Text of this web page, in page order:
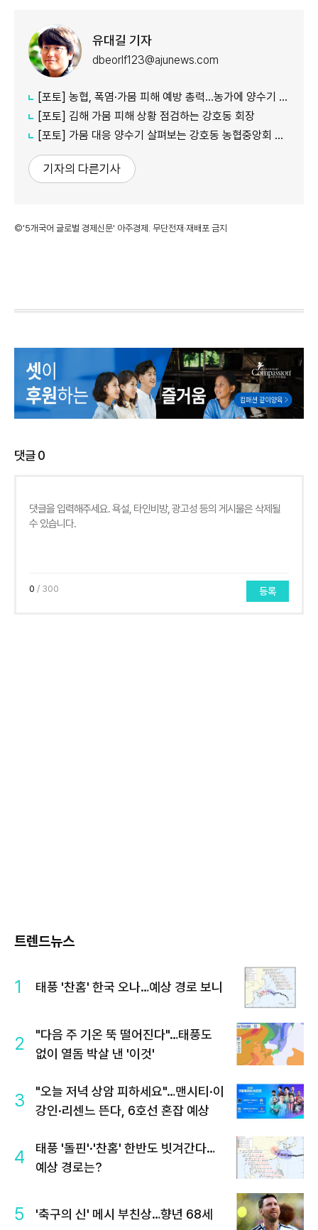
유대길 기자
dbeorlf123@ajunews.com
[포토] 농협, 폭염·가뭄 피해 예방 총력…농가에 양수기 지원
[포토] 김해 가뭄 피해 상황 점검하는 강호동 회장
[포토] 가뭄 대응 양수기 살펴보는 강호동 농협중앙회 회장
기자의 다른기사
©'5개국어 글로벌 경제신문' 아주경제. 무단전재·재배포 금지
댓글0
0 / 300 등록
트렌드뉴스
1 태풍 '찬홈' 한국 오나…예상 경로 보니
2
"다음 주 기온 뚝 떨어진다"…태풍도
없이 열돔 박살 낸 '이것'
3
"오늘 저녁 상암 피하세요"…맨시티·이
강인·리센느 뜬다, 6호선 혼잡 예상
4
태풍 '돌핀'·'찬홈' 한반도 빗겨간다…
예상 경로는?
5 '축구의 신' 메시 부친상…향년 68세